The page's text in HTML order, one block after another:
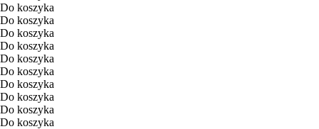
Do koszyka
Do koszyka
Do koszyka
Do koszyka
Do koszyka
Do koszyka
Do koszyka
Do koszyka
Do koszyka
Do koszyka